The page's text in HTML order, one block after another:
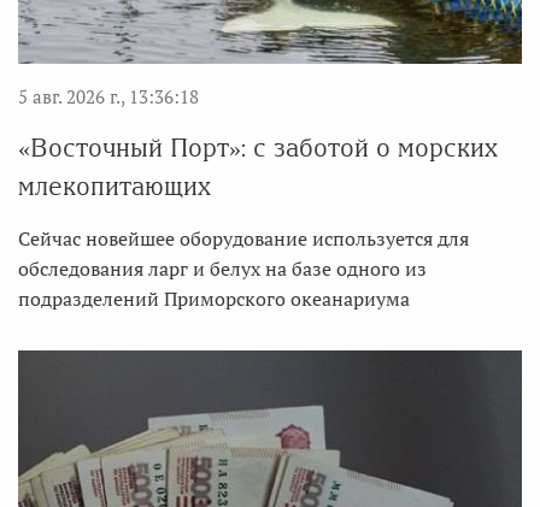
5 авг. 2026 г., 13:36:18
«Восточный Порт»: с заботой о морских
млекопитающих
Сейчас новейшее оборудование используется для
обследования ларг и белух на базе одного из
подразделений Приморского океанариума